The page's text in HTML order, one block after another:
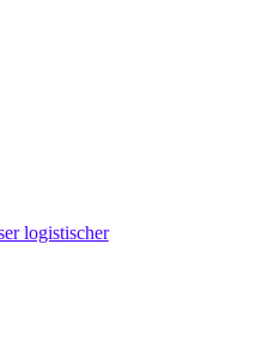
logistischer